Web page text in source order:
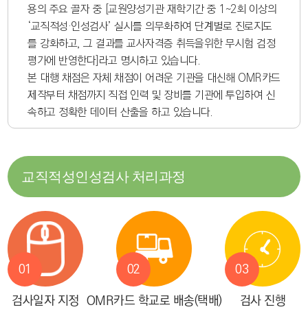
용의 주요 골자 중 [교원양성기관 재학기간 중 1~2회 이상의
‘교직적성·인성검사’ 실시를 의무화하여 단계별로 진로지도
를 강화하고, 그 결과를 교사자격증 취득을위한 무시험 검정
평가에 반영한다]라고 명시하고 있습니다.
본 대행 채점은 자체 채점이 어려운 기관을 대신해 OMR카드
제작부터 채점까지 직접 인력 및 장비를 기관에 투입하여 신
속하고 정확한 데이터 산출을 하고 있습니다.
교직적성인성검사 처리과정
01
검사일자 지정
02
OMR카드 학교로 배송(택배)
03
검사 진행